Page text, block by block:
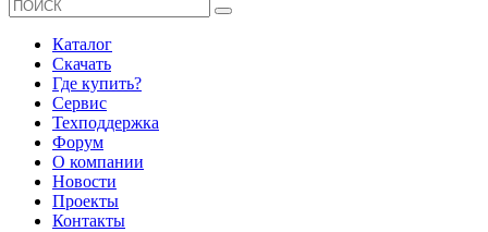
Каталог
Скачать
Где купить?
Сервис
Техподдержка
Форум
О компании
Новости
Проекты
Контакты